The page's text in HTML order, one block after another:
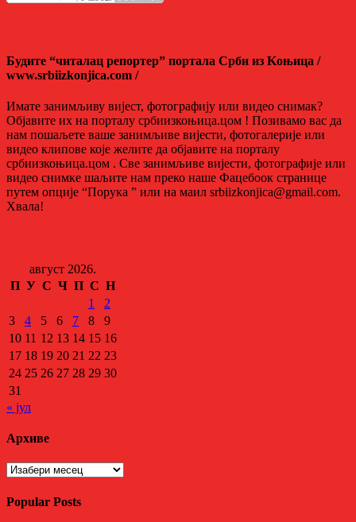
Будите “читалац репортер” портала Срби из Kоњица /
www.srbiizkonjica.com /
Имате занимљиву вијест, фотографију или видео снимак?
Објавите их на порталу србиизкоњица.цом ! Позивамо вас да
нам пошаљете ваше занимљиве вијести, фотогалерије или
видео клипове које желите да објавите на порталу
србиизкоњица.цом . Све занимљиве вијести, фотографије или
видео снимке шаљите нам преко наше Фацебоок странице
путем опције “Порука ” или на маил srbiizkonjica@gmail.com.
Хвала!
август 2026.
П У С Ч П С Н
1
2
3
4 5 6 7 8
9
10 11 12 13 14 15 16
17 18 19 20 21 22 23
24 25 26 27 28 29 30
31
« јул
Архиве
Архиве
Popular Posts